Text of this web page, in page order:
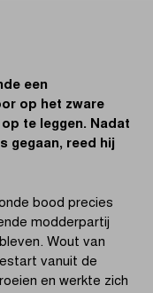
een
op het zware
te leggen. Nadat
gegaan, reed hij
bood precies
modderpartij
Wout van
vanuit de
en werkte zich